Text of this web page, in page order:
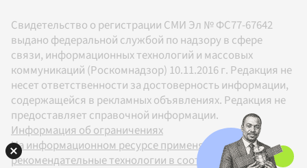
Свидетельство о регистрации СМИ Эл № ФС77-67642
выдано федеральной службой по надзору в сфере
связи, информационных технологий и массовых
коммуникаций (Роскомнадзор) 10.11.2016 г. Редакция не
несет ответственности за достоверность информации,
содержащейся в рекламных объявлениях. Редакция не
предоставляет справочной информации.
Информация об ограничениях
На информационном ресурсе применяются
рекомендательные технологии в соответствии с